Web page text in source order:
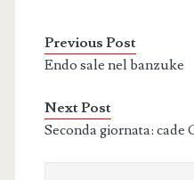
Previous Post
Endo sale nel banzuke
Next Post
Seconda giornata: cade